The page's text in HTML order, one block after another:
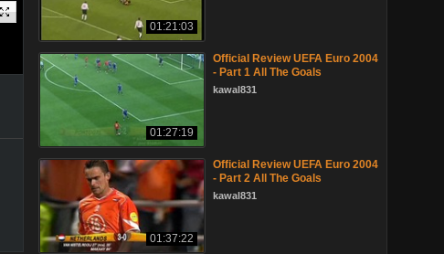
01:21:03
01:27:19
Official Review UEFA Euro 2004
- Part 1 All The Goals
kawal831
01:37:22
Official Review UEFA Euro 2004
- Part 2 All The Goals
kawal831